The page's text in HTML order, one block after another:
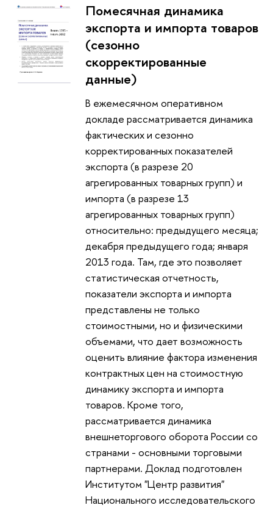
Помесячная динамика
экспорта и импорта товаров
(сезонно
скорректированные
данные)
В ежемесячном оперативном
докладе рассматривается динамика
фактических и сезонно
корректированных показателей
экспорта (в разрезе 20
агрегированных товарных групп) и
импорта (в разрезе 13
агрегированных товарных групп)
относительно: предыдущего месяца;
декабря предыдущего года; января
2013 года. Там, где это позволяет
статистическая отчетность,
показатели экспорта и импорта
представлены не только
стоимостными, но и физическими
объемами, что дает возможность
оценить влияние фактора изменения
контрактных цен на стоимостную
динамику экспорта и импорта
товаров. Кроме того,
рассматривается динамика
внешнеторгового оборота России со
странами - основными торговыми
партнерами. Доклад подготовлен
Институтом "Центр развития"
Национального исследовательского